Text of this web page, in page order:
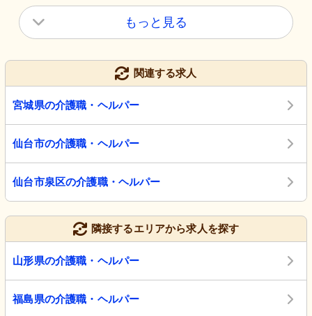
もっと見る
関連する求人
宮城県の介護職・ヘルパー
仙台市の介護職・ヘルパー
仙台市泉区の介護職・ヘルパー
隣接するエリアから求人を探す
山形県の介護職・ヘルパー
福島県の介護職・ヘルパー